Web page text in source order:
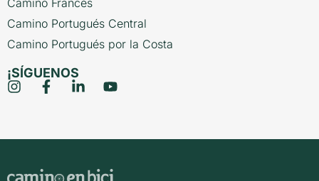
Camino Francés
Camino Portugués Central
Camino Portugués por la Costa
¡SÍGUENOS